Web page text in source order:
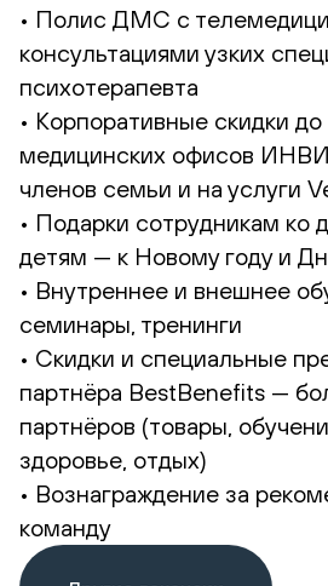
• Полис ДМС с
консультациями узких
психотерапевта
• Корпоративные скидки
медицинских офисов
членов семьи и на услуги
• Подарки сотрудникам ко
детям — к Новому году и
• Внутреннее и внешнее
семинары, тренинги
• Скидки и специальные
партнёра BestBenefits —
партнёров (товары,
здоровье, отдых)
• Вознаграждение за
команду